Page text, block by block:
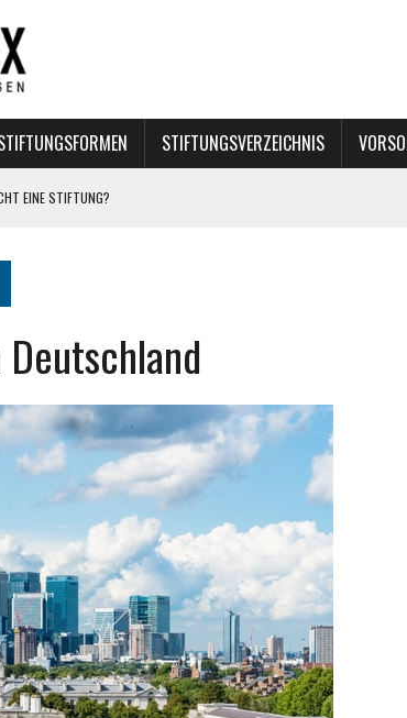
STIFTUNGSVERZEICHNIS
EINE STIFTUNG?
EINER STIFTUNG